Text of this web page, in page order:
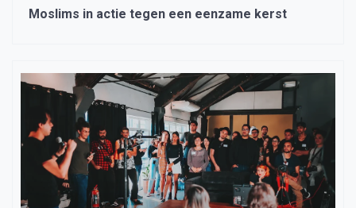
Moslims in actie tegen een eenzame kerst